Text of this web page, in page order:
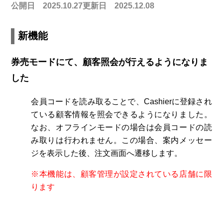
公開日 2025.10.27更新日 2025.12.08
新機能
券売モードにて、顧客照会が行えるようになりま
した
会員コードを読み取ることで、Cashierに登録され
ている顧客情報を照会できるようになりました。
なお、オフラインモードの場合は会員コードの読
み取りは行われません。この場合、案内メッセー
ジを表示した後、注文画面へ遷移します。
※本機能は、顧客管理が設定されている店舗に限
ります